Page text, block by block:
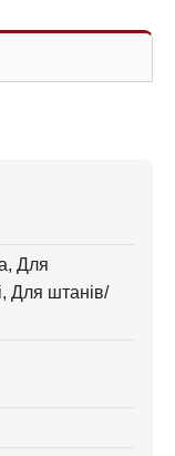
Для
Для штанів/